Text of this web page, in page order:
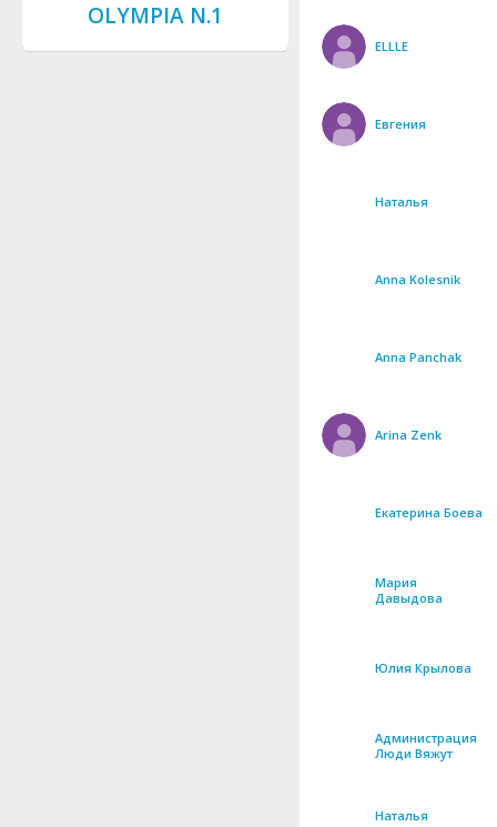
OLYMPIA N.1
ELLLE
Евгения
Наталья
Anna Kolesnik
Anna Panchak
Arina Zenk
Екатерина Боева
Мария
Давыдова
Юлия Крылова
Администрация
Люди Вяжут
Наталья